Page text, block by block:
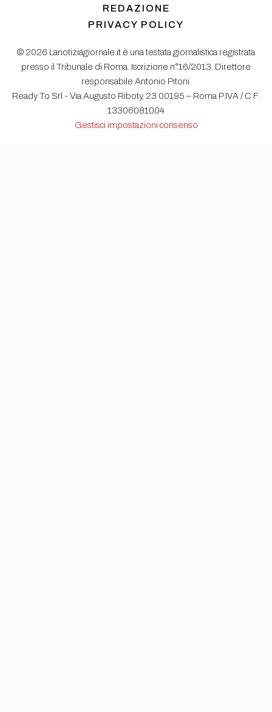
REDAZIONE
PRIVACY POLICY
© 2026 Lanotiziagiornale.it è una testata giornalistica registrata
presso il Tribunale di Roma. Iscrizione n°16/2013. Direttore
responsabile Antonio Pitoni.
Ready To Srl - Via Augusto Riboty, 23 00195 – Roma P.IVA / C.F.
13306081004
Gestisci impostazioni consenso